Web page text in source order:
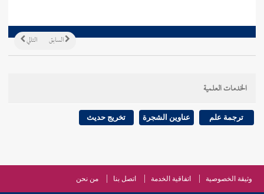
التالي السابق
الخدمات العلمية
ترجمة علم عناوين الشجرة تخريج حديث
وثيقة الخصوصية اتفاقية الخدمة اتصل بنا من نحن